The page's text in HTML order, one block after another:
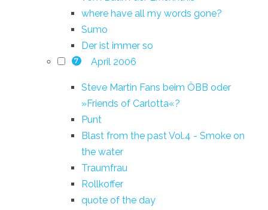
where have all my words gone?
Sumo
Der ist immer so
7 April 2006
Steve Martin Fans beim ÖBB oder
»Friends of Carlotta«?
Punt
Blast from the past Vol.4 - Smoke on
the water
Traumfrau
Rollkoffer
quote of the day